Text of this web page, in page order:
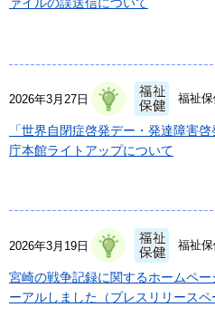
ァイルの誤送信について
2026年3月27日 福祉
「世界自閉症啓発デー・発達障害
庁本館ライトアップについて
2026年3月19日 福祉
宮崎の戦争記録に関するホームペー
ーアルしました（プレスリリースペ